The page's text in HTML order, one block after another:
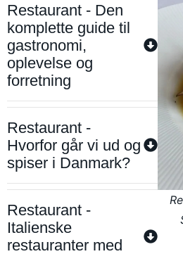
Restaurant - Den
komplette guide til
gastronomi,
oplevelse og
forretning
Restaurant -
Hvorfor går vi ud og
spiser i Danmark?
Restaurant -
Italienske
restauranter med